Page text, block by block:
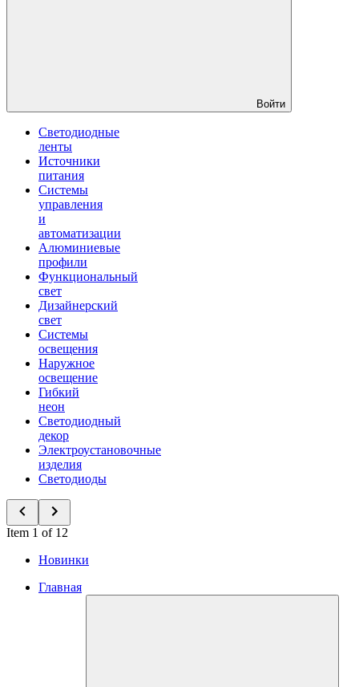
Войти
Светодиодные
ленты
Источники
питания
Системы
управления
и
автоматизации
Алюминиевые
профили
Функциональный
свет
Дизайнерский
свет
Системы
освещения
Наружное
освещение
Гибкий
неон
Светодиодный
декор
Электроустановочные
изделия
Светодиоды
Item 1 of 12
Новинки
Главная